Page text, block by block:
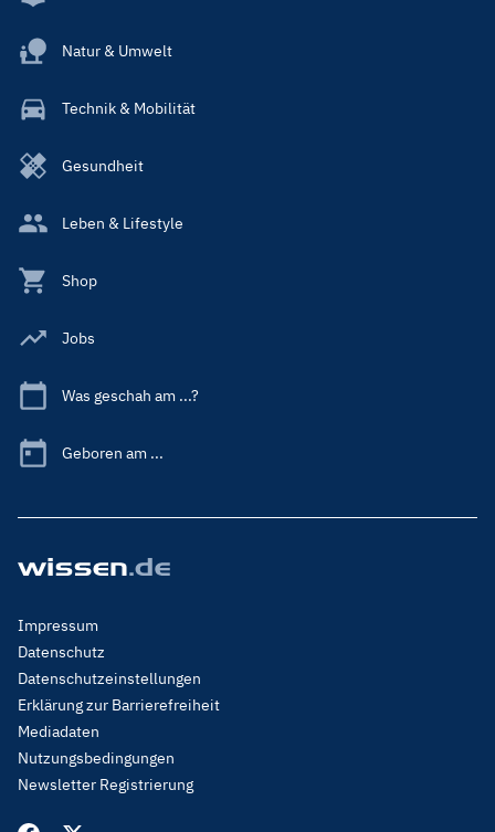
Natur & Umwelt
Technik & Mobilität
Gesundheit
Leben & Lifestyle
Shop
Jobs
Was geschah am ...?
Geboren am ...
Footer
Menu
Legal
Impressum
Datenschutz
Datenschutzeinstellungen
Erklärung zur Barrierefreiheit
Mediadaten
Nutzungsbedingungen
Newsletter Registrierung